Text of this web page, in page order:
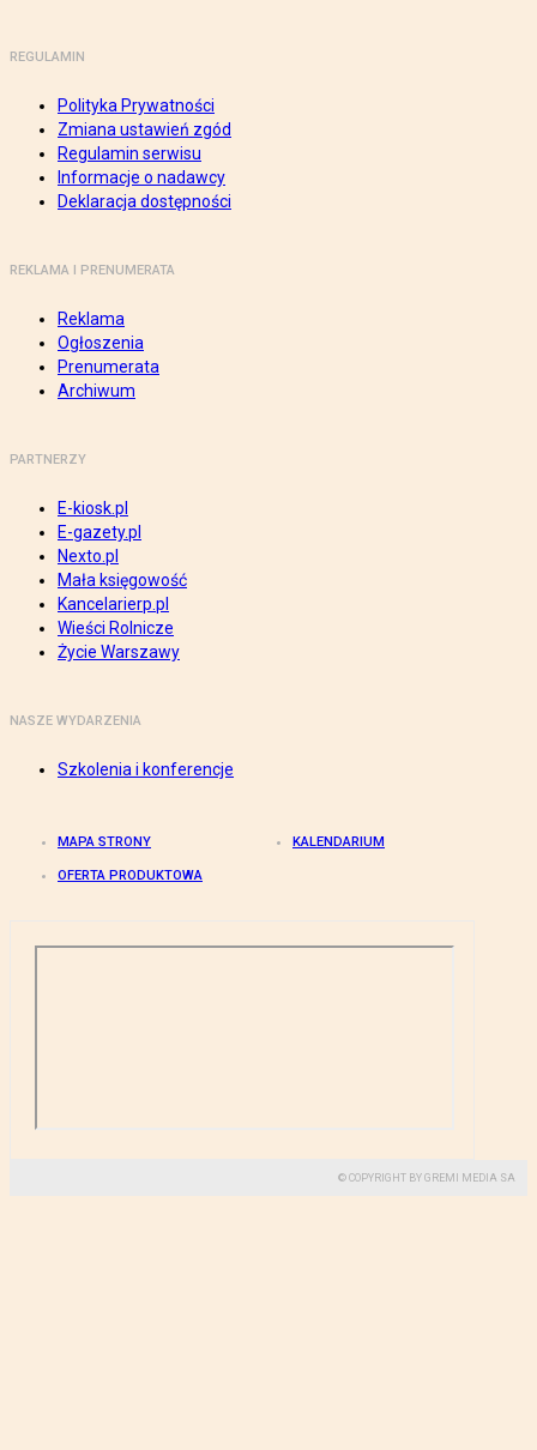
REGULAMIN
Polityka Prywatności
Zmiana ustawień zgód
Regulamin serwisu
Informacje o nadawcy
Deklaracja dostępności
REKLAMA I PRENUMERATA
Reklama
Ogłoszenia
Prenumerata
Archiwum
PARTNERZY
E-kiosk.pl
E-gazety.pl
Nexto.pl
Mała księgowość
Kancelarierp.pl
Wieści Rolnicze
Życie Warszawy
NASZE WYDARZENIA
Szkolenia i konferencje
MAPA STRONY KALENDARIUM
OFERTA PRODUKTOWA
© COPYRIGHT BY GREMI MEDIA SA